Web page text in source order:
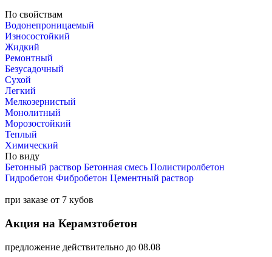
По свойствам
Водонепроницаемый
Износостойкий
Жидкий
Ремонтный
Безусадочный
Сухой
Легкий
Мелкозернистый
Монолитный
Морозостойкий
Теплый
Химический
По виду
Бетонный раствор Бетонная смесь Полистиролбетон
Гидробетон Фибробетон Цементный раствор
при заказе от 7 кубов
Акция на Керамзтобетон
предложение действительно до 08.08